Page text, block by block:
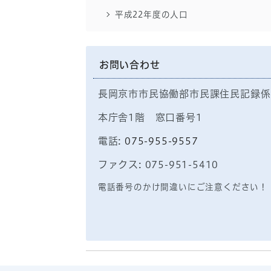
平成22年度の人口
お問い合わせ
長岡京市市民協働部市民課住民記録係
本庁舎1階 窓口番号1
電話: 075-955-9557
ファクス: 075-951-5410
電話番号のかけ間違いにご注意ください！